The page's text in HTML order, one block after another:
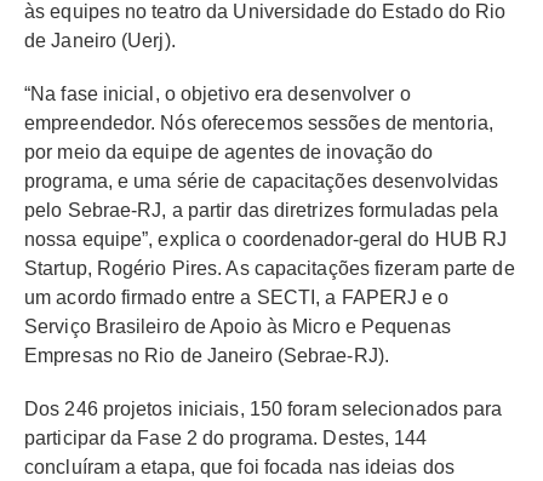
às equipes no teatro da Universidade do Estado do Rio
de Janeiro (Uerj).
“Na fase inicial, o objetivo era desenvolver o
empreendedor. Nós oferecemos sessões de mentoria,
por meio da equipe de agentes de inovação do
programa, e uma série de capacitações desenvolvidas
pelo Sebrae-RJ, a partir das diretrizes formuladas pela
nossa equipe”, explica o coordenador-geral do HUB RJ
Startup, Rogério Pires. As capacitações fizeram parte de
um acordo firmado entre a SECTI, a FAPERJ e o
Serviço Brasileiro de Apoio às Micro e Pequenas
Empresas no Rio de Janeiro (Sebrae-RJ).
Dos 246 projetos iniciais, 150 foram selecionados para
participar da Fase 2 do programa. Destes, 144
concluíram a etapa, que foi focada nas ideias dos